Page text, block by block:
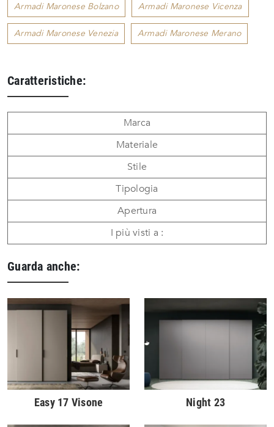
Armadi Maronese Bolzano Armadi Maronese Vicenza
Armadi Maronese Venezia Armadi Maronese Merano
Caratteristiche:
Marca
Materiale
Stile
Tipologia
Apertura
I più visti a :
Guarda anche:
Easy 17 Visone Night 23